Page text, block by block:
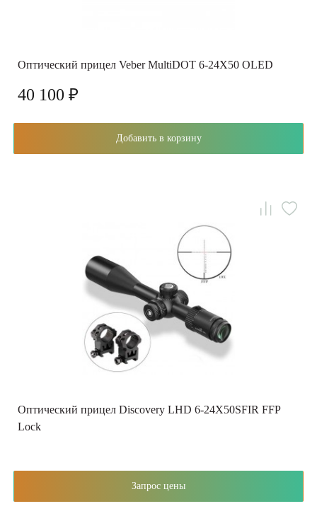
Оптический прицел Veber MultiDOT 6-24X50 OLED
40 100 ₽
Добавить в корзину
Оптический прицел Discovery LHD 6-24X50SFIR FFP
Lock
Запрос цены